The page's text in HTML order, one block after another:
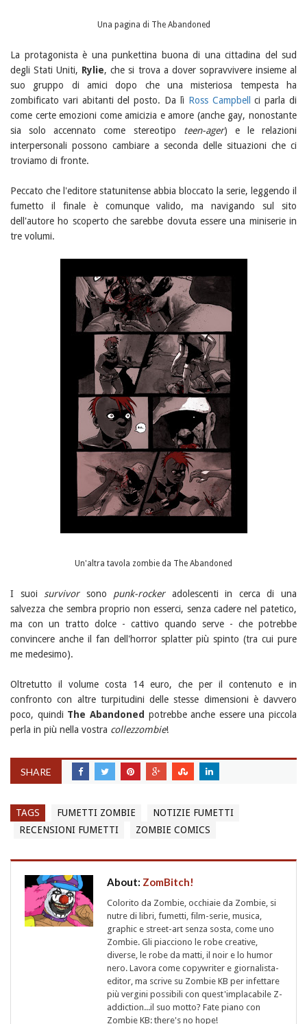
Una pagina di The Abandoned
La protagonista è una punkettina buona di una cittadina del sud
degli Stati Uniti, Rylie, che si trova a dover sopravvivere insieme al
suo gruppo di amici dopo che una misteriosa tempesta ha
zombificato vari abitanti del posto. Da lì Ross Campbell
ci parla di
come certe emozioni come amicizia e amore (anche gay, nonostante
sia solo accennato come stereotipo teen-ager) e le relazioni
interpersonali possono cambiare a seconda delle situazioni che ci
troviamo di fronte.
Peccato che l'editore statunitense abbia bloccato la serie, leggendo il
fumetto il finale è comunque valido, ma navigando sul sito
dell'autore ho scoperto che sarebbe dovuta essere una miniserie in
tre volumi.
Un'altra tavola zombie da The Abandoned
I suoisurvivorsono punk-rockeradolescenti in cerca di una
salvezza che sembra proprio non esserci, senza cadere nel patetico,
ma con un tratto dolce - cattivo quando serve - che potrebbe
convincere anche il fan dell'horror splatter più spinto (tra cui pure
me medesimo).
Oltretutto il volume costa 14 euro, che per il contenuto e in
confronto con altre turpitudini delle stesse dimensioni è davvero
poco, quindi The Abandoned potrebbe anche essere una piccola
perla in più nella vostra collezzombie!
SHARE
TAGS FUMETTI ZOMBIE
NOTIZIE FUMETTI
RECENSIONI FUMETTI
ZOMBIE COMICS
About: ZomBitch!
Colorito da Zombie, occhiaie da Zombie, si
nutre di libri, fumetti, film-serie, musica,
graphic e street-art senza sosta, come uno
Zombie. Gli piacciono le robe creative,
diverse, le robe da matti, il noir e lo humor
nero. Lavora come copywriter e giornalista-
editor, ma scrive su Zombie KB per infettare
più vergini possibili con quest'implacabile Z-
addiction...il suo motto? Fate piano con
Zombie KB: there's no hope!